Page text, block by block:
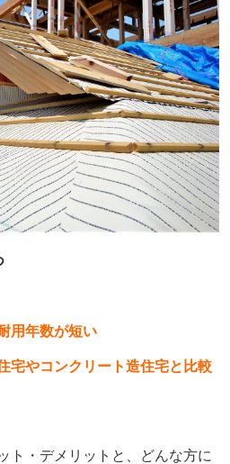
用年数が短い
宅やコンクリート造住宅と比較
ト・デメリットと、どんな方に